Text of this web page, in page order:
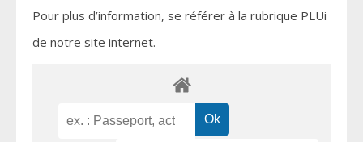
Pour plus d’information, se référer à la rubrique PLUi
de notre site internet.